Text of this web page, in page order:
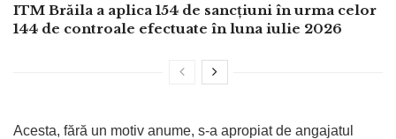
ITM Brăila a aplica 154 de sancțiuni în urma celor
144 de controale efectuate în luna iulie 2026
Acesta, fără un motiv anume, s-a apropiat de angajatul